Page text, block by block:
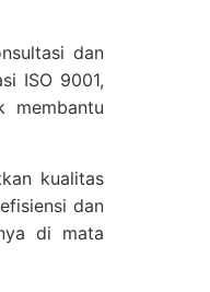
dan
ISO 9001,
membantu
kualitas
dan
di mata